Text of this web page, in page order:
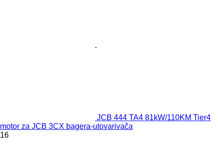
JCB 444 TA4 81kW/110KM Tier4
motor za JCB 3CX bagerа-utovarivačа
16